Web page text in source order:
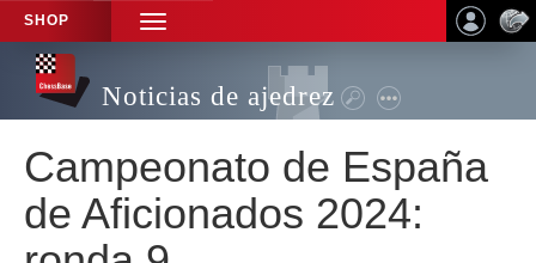
SHOP
TOGGLE
NAVIGATION
Noticias de ajedrez
Campeonato de España
de Aficionados 2024: